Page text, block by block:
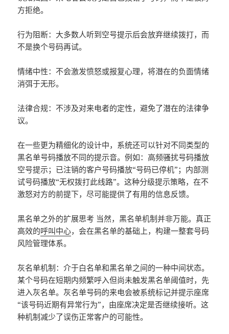
方拒绝。
行为阻断：大多数人听到空号提示后会放弃继续拨打，而
不是换个号码再试。
情绪中性：不会激发愤怒或报复心理，将潜在的负面情绪
消弭于无形。
法律合规：不涉及对来电者的定性，避免了潜在的法律争
议。
在一些更为精细化的设计中，系统还可以针对不同类型的
黑名单号码播放不同的提示音。例如：高频骚扰号码播放
空号提示；已注销的客户号码播放“号码已停机”；内部测
试号码播放“无权拨打此线路”。这种分级提示策略，在不
激怒对方的前提下，尽可能提供了有用的信息反馈。
黑名单之外的扩展思考 当然，黑名单机制并非万能。真正
高效的呼叫中心，会在黑名单的基础上，构建一整套号码
风险管理体系。
灰名单机制：介于白名单和黑名单之间的一种中间状态。
某个号码在短期内频繁呼入但尚未触发黑名单阈值时，先
进入灰名单。灰名单号码的来电会被系统标记并提示座席
“该号码近期有异常行为”，由座席决定是否继续接听。这
种机制减少了误伤正常客户的可能性。